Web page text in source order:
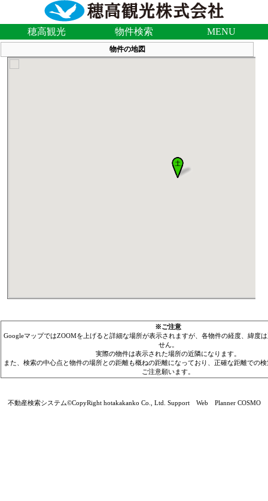
穂高観光 物件検索 MENU
物件の地図
※ご注意
GoogleマップではZOOMを上げると詳細な場所が表示されますが、各物件の経度、緯度
せん。
実際の物件は表示された場所の近隣になります。
また、検索の中心点と物件の場所との距離も概ねの距離になっており、正確な距離での
ご注意願います。
不動産検索システム©CopyRight hotakakanko Co., Ltd. Support Web Planner COSMO